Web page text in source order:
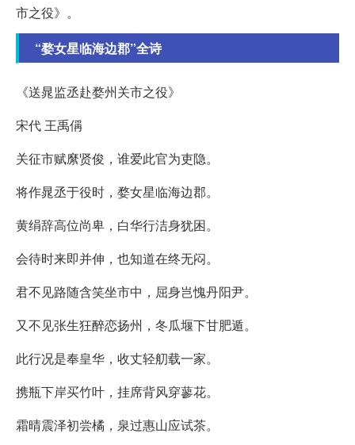
市之役》。
“婺女星临海边郡”全诗
《送晁监丞赴婺州关市之役》
宋代 王禹偁
关征市赋縻贤俊，谁爱此官为吏隐。
将作晁丞于役时，婺女星临海边郡。
黄绢辞高位尚卑，白华行洁身犹困。
会待时来即并伸，也知道在终无闷。
君不见路随含笑坐市中，屈身岂愧丹阳尹。
又不见张生狂醉恋扬州，冬瓜堰下甘肥遁。
此行况是奉皇华，收丈轻舠载一家。
携瓶下岸买竹叶，挂席背风穿蓼花。
霜晴震泽初尝橘，泉过惠山应试茶。